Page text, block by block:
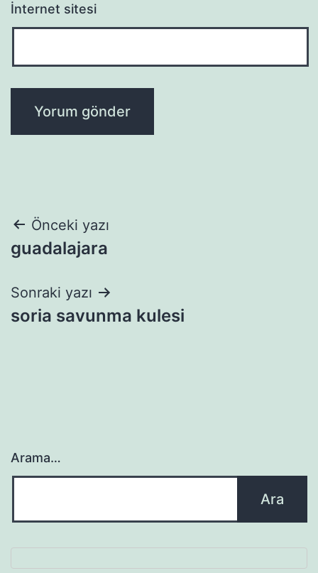
İnternet sitesi
Yazı
gezinmesi
Önceki yazı
guadalajara
Sonraki yazı
soria savunma kulesi
Arama…